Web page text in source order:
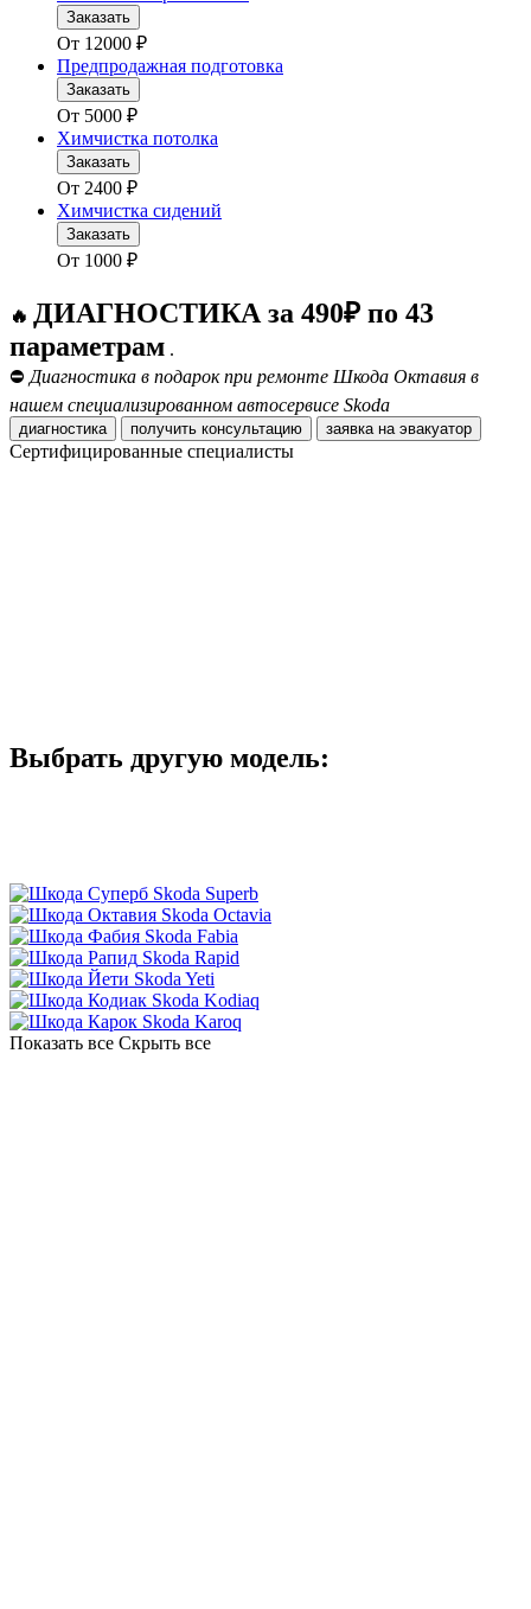
Заказать
От 12000 ₽
Предпродажная подготовка
Заказать
От 5000 ₽
Химчистка потолка
Заказать
От 2400 ₽
Химчистка сидений
Заказать
От 1000 ₽
🔥 ДИАГНОСТИКА за 490₽ по 43
параметрам .
⛔ Диагностика в подарок при ремонте Шкода Октавия в
нашем специализированном автосервисе Skoda
диагностика получить консультацию заявка на эвакуатор
Сертифицированные специалисты
Выбрать другую модель:
Skoda Superb
Skoda Octavia
Skoda Fabia
Skoda Rapid
Skoda Yeti
Skoda Kodiaq
Skoda Karoq
Показать все Скрыть все